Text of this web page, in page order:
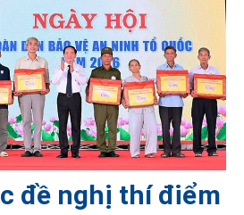
đề nghị thí điểm